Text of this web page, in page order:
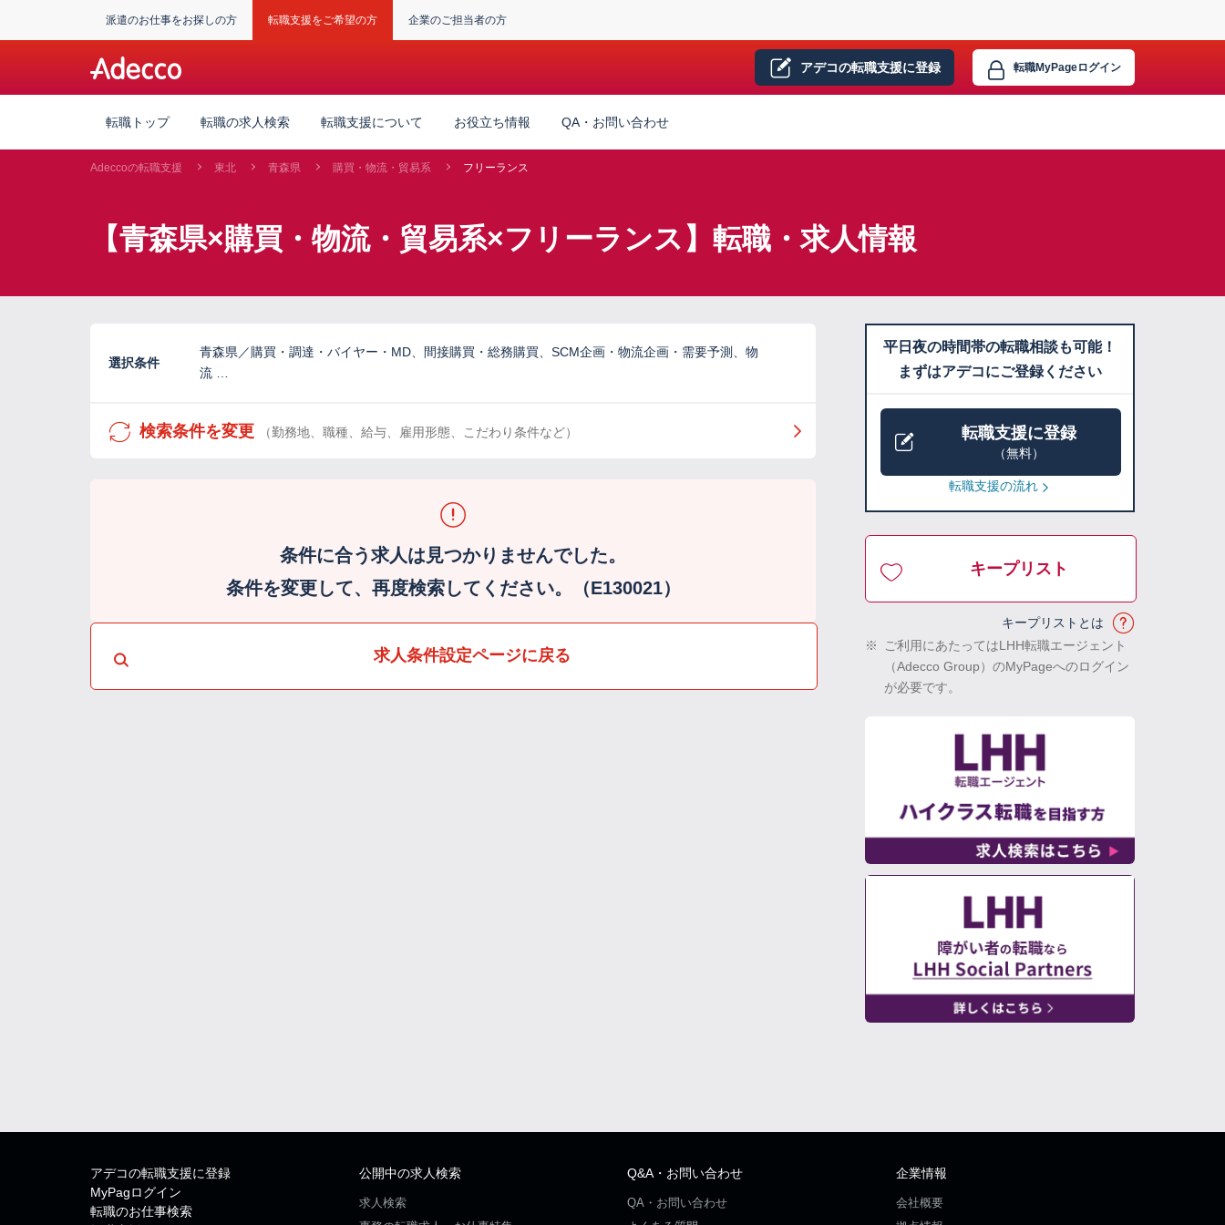
派遣のお仕事をお探しの方 転職支援をご希望の方 企業のご担当者の方
アデコの転職支援に登録 転職MyPageログイン
転職トップ 転職の求人検索 転職支援について お役立ち情報 QA・お問い合わせ
Adeccoの転職支援 東北 青森県 購買・物流・貿易系 フリーランス
【青森県×購買・物流・貿易系×フリーランス】転職・求人情報
選択条件
青森県／購買・調達・バイヤー・MD、間接購買・総務購買、SCM企画・物流企画・需要予測、物
流 …
検索条件を変更 （勤務地、職種、給与、雇用形態、こだわり条件など）
条件に合う求人は見つかりませんでした。
条件を変更して、再度検索してください。（E130021）
求人条件設定ページに戻る
平日夜の時間帯の転職相談も可能！
まずはアデコにご登録ください
転職支援に登録
（無料）
転職支援の流れ
キープリスト
キープリストとは
※
ご利用にあたってはLHH転職エージェント
（Adecco Group）のMyPageへのログイン
が必要です。
アデコの転職支援に登録
MyPagログイン
転職のお仕事検索
公開中の求人検索
求人検索
Q&A・お問い合わせ
QA・お問い合わせ
企業情報
会社概要